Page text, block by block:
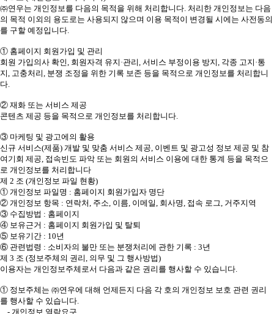
㈜연우는 개인정보를 다음의 목적을 위해 처리합니다. 처리한 개인정보는 다음
의 목적 이외의 용도로는 사용되지 않으며 이용 목적이 변경될 시에는 사전동의
를 구할 예정입니다.
① 홈페이지 회원가입 및 관리
회원 가입의사 확인, 회원자격 유지·관리, 서비스 부정이용 방지, 각종 고지·통
지, 고충처리, 분쟁 조정을 위한 기록 보존 등을 목적으로 개인정보를 처리합니
다.
② 재화 또는 서비스 제공
콘텐츠 제공 등을 목적으로 개인정보를 처리합니다.
③ 마케팅 및 광고에의 활용
신규 서비스(제품) 개발 및 맞춤 서비스 제공, 이벤트 및 광고성 정보 제공 및 참
여기회 제공, 접속빈도 파악 또는 회원의 서비스 이용에 대한 통계 등을 목적으
로 개인정보를 처리합니다
제 2 조 (개인정보 파일 현황)
① 개인정보 파일명 : 홈페이지 회원가입자 명단
② 개인정보 항목 : 연락처, 주소, 이름, 이메일, 회사명, 접속 로그, 거주지역
③ 수집방법 : 홈페이지
④ 보유근거 : 홈페이지 회원가입 및 탈퇴
⑤ 보유기간 : 10년
⑥ 관련법령 : 소비자의 불만 또는 분쟁처리에 관한 기록 : 3년
제 3 조 (정보주체의 권리, 의무 및 그 행사방법)
이용자는 개인정보주체로서 다음과 같은 권리를 행사할 수 있습니다.
① 정보주체는 ㈜연우에 대해 언제든지 다음 각 호의 개인정보 보호 관련 권리
를 행사할 수 있습니다.
- 개인정보 열람요구